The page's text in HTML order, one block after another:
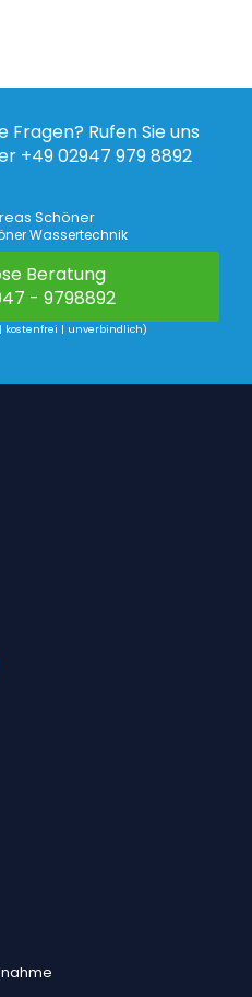
Rufen Sie uns
+49 02947 979 8892
Schöner
Wassertechnik
Beratung
- 9798892
kostenfrei | unverbindlich)